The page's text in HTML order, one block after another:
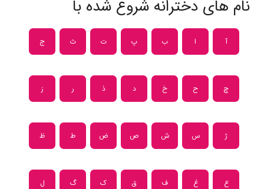
نام های دخترانه شروع شده با
آ ا ب پ ت ث ج
چ ح خ د ذ ر ز
ژ س ش ص ض ط ظ
ع غ ف ق ک گ ل